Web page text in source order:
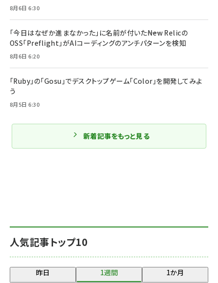
人気記事トップ10
昨日 1週間 1か月
8月6日 6:30
「今日はなぜか進まなかった」に名前が付いた――New Relicの
OSS「Preflight」がAIコーディングのアンチパターンを検知
8月6日 6:20
「Ruby」の「Gosu」でデスクトップゲーム「Color」を開発してみよ
う
8月5日 6:30
新着記事をもっと見る